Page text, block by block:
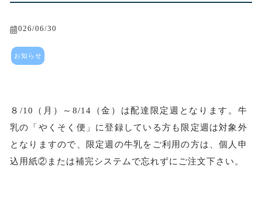
2026/06/30
お知らせ
８/10（月）～8/14（金）は配達限定週となります。牛
乳の「やくそく便」に登録している方も限定週は対象外
となりますので、限定週の牛乳をご利用の方は、個人申
込用紙②または補完システムで忘れずにご注文下さい。